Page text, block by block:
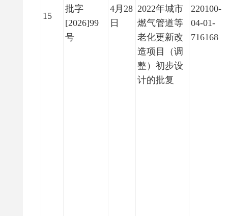
15
批字
[2026]99
号
4月28
日
2022年城市
燃气管道等
老化更新改
造项目（调
整）初步设
计的批复
220100-
04-01-
716168